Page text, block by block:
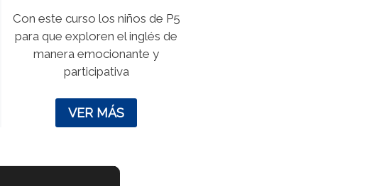
Con este curso los niños de P5
para que exploren el inglés de
manera emocionante y
participativa
VER MÁS